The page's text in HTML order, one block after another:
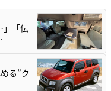
」「伝
る”ク